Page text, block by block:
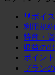
🔰ボイ
利用規
特商・
収益の
ポイン
プラン